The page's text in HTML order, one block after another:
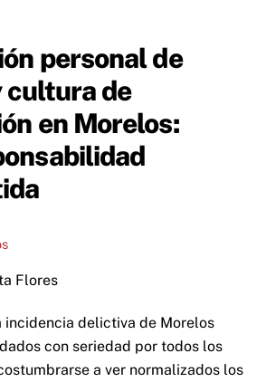
personal de
cultura de
en Morelos:
Flores
incidencia delictiva de Morelos
con seriedad por todos los
a ver normalizados los